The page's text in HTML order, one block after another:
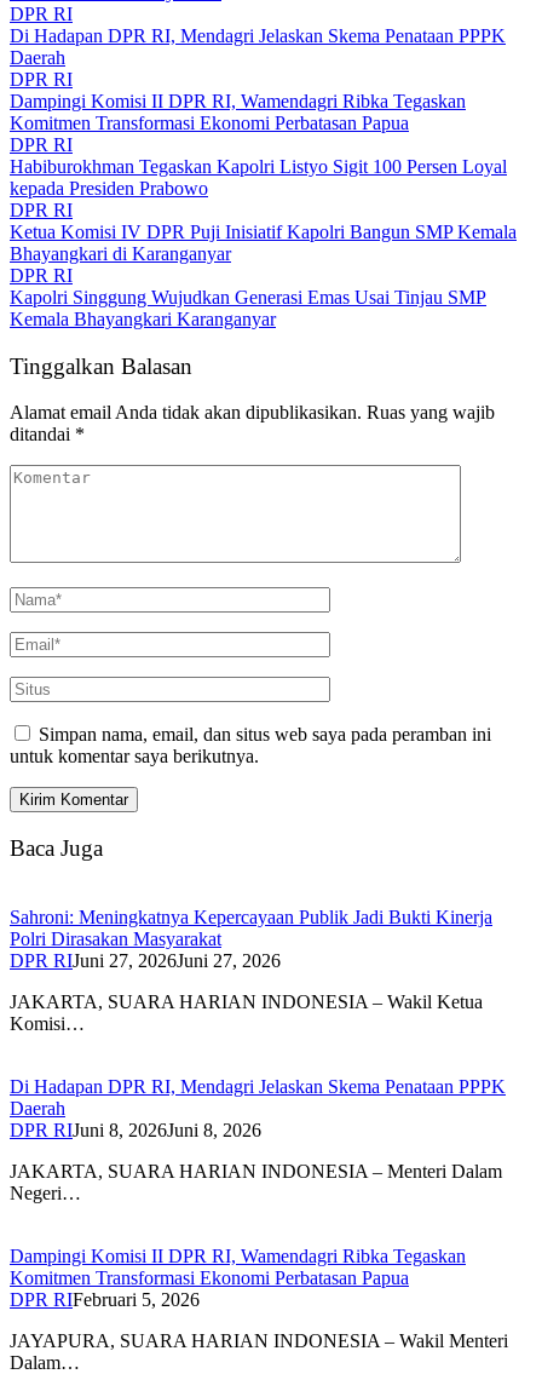
DPR RI
Di Hadapan DPR RI, Mendagri Jelaskan Skema Penataan PPPK
Daerah
DPR RI
Dampingi Komisi II DPR RI, Wamendagri Ribka Tegaskan
Komitmen Transformasi Ekonomi Perbatasan Papua
DPR RI
Habiburokhman Tegaskan Kapolri Listyo Sigit 100 Persen Loyal
kepada Presiden Prabowo
DPR RI
Ketua Komisi IV DPR Puji Inisiatif Kapolri Bangun SMP Kemala
Bhayangkari di Karanganyar
DPR RI
Kapolri Singgung Wujudkan Generasi Emas Usai Tinjau SMP
Kemala Bhayangkari Karanganyar
Tinggalkan Balasan
Alamat email Anda tidak akan dipublikasikan. Ruas yang wajib
ditandai *
Simpan nama, email, dan situs web saya pada peramban ini
untuk komentar saya berikutnya.
Baca Juga
Sahroni: Meningkatnya Kepercayaan Publik Jadi Bukti Kinerja
Polri Dirasakan Masyarakat
DPR RIJuni 27, 2026Juni 27, 2026
JAKARTA, SUARA HARIAN INDONESIA – Wakil Ketua
Komisi…
Di Hadapan DPR RI, Mendagri Jelaskan Skema Penataan PPPK
Daerah
DPR RIJuni 8, 2026Juni 8, 2026
JAKARTA, SUARA HARIAN INDONESIA – Menteri Dalam
Negeri…
Dampingi Komisi II DPR RI, Wamendagri Ribka Tegaskan
Komitmen Transformasi Ekonomi Perbatasan Papua
DPR RIFebruari 5, 2026
JAYAPURA, SUARA HARIAN INDONESIA – Wakil Menteri
Dalam…